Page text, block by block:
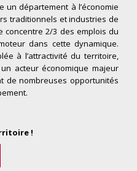
un département à l’économie
traditionnels et industries de
concentre 2/3 des emplois du
dans cette dynamique.
à l’attractivité du territoire,
acteur économique majeur
de nombreuses opportunités
!